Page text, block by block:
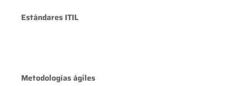
Estándares ITIL
Metodologías ágiles